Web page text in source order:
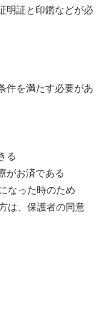
明証と印鑑などが必
件を満たす必要があ
る
がお済である
なった時のため
は、保護者の同意